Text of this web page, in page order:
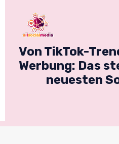
Von TikTok-
Werbung: Das
neuesten